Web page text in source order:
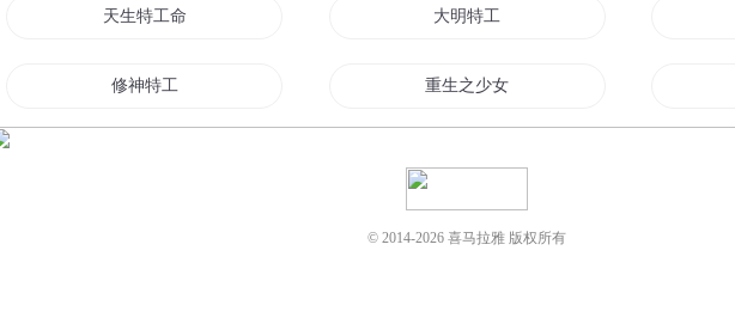
天生特工命 大明特工
修神特工 重生之少女特工王
© 2014-2026 喜马拉雅 版权所有